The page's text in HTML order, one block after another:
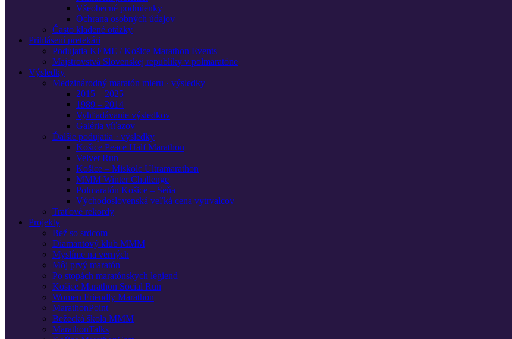
Všeobecné podmienky
Ochrana osobných údajov
Často kladené otázky
Prihlásení pretekári
Podujatia KEME / Košice Marathon Events
Majstrovstvá Slovenskej republiky v polmaratóne
Výsledky
Medzinárodný maratón mieru · výsledky
2015 – 2025
1989 – 2014
Vyhľadávanie výsledkov
Galéria víťazov
Ďalšie podujatia · výsledky
Košice Peace Half Marathon
Velvet Run
Košice – Miskolc Ultramarathon
MMM Winter Challenge
Polmaratón Košice – Seňa
Východoslovenská veľká cena vytrvalcov
Traťové rekordy
Projekty
Bež so srdcom
Diamantový klub MMM
Myslíme na verných
Môj prvý maratón
Po stopách maratónskych legiend
Košice Marathon Social Run
Women Friendly Marathon
MarathonPoint
Bežecká škola MMM
MarathonTalks